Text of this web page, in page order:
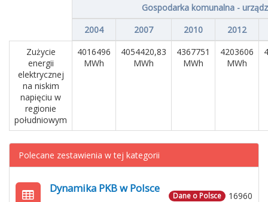
Gospodarka komunalna -
2004
2007 2010
2012
Zużycie
energii
elektrycznej
na niskim
napięciu w
regionie
południowym
4016496
MWh
4054420,83
MWh
4367751
MWh
4203606
MWh
Polecane zestawienia w tej kategorii
16960
Dane o Polsce
Dynamika PKB w Polsce